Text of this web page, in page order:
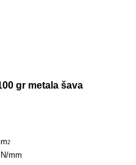
gr metala šava
2
mm